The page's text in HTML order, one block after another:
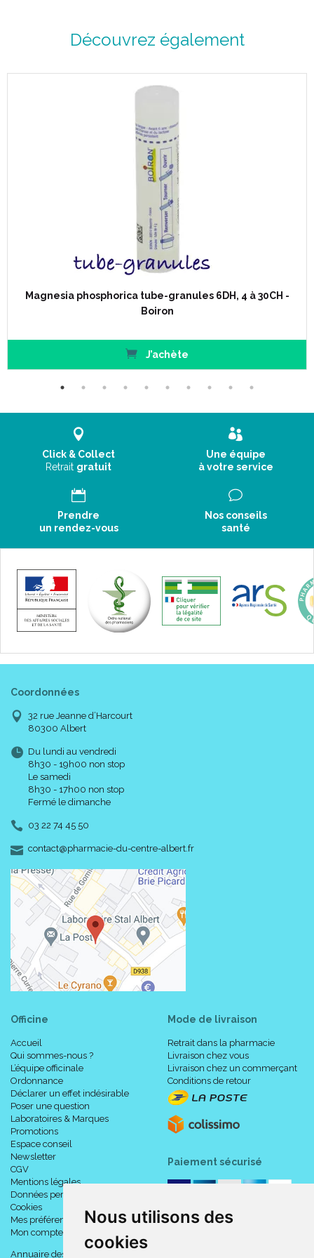
Nous utilisons des
cookies
Découvrez également
Magnesia phosphorica tube-granules 6DH, 4 à 30CH -
Boiron
J’achète
Click & Collect
Retrait gratuit
Une équipe
à votre service
Prendre
un rendez-vous
Nos conseils
santé
Coordonnées
32 rue Jeanne d’Harcourt
80300 Albert
Du lundi au vendredi
8h30 - 19h00 non stop
Le samedi
8h30 - 17h00 non stop
Fermé le dimanche
03 22 74 45 50
contact-
@-
pharmacie-du-centre-albert.fr
Officine
Accueil
Qui sommes-nous ?
L’équipe officinale
Ordonnance
Déclarer un effet indésirable
Poser une question
Laboratoires & Marques
Promotions
Espace conseil
Newsletter
CGV
Mentions légales
Données personnelles
Cookies
Mes préférences Cookies
Mon compte
Annuaire des pharmacies
Mode de livraison
Retrait dans la pharmacie
Livraison chez vous
Livraison chez un commerçant
Conditions de retour
Paiement sécurisé